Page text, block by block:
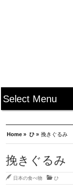
Home » ひ » 挽きぐるみ
挽きぐるみ
日本の食べ物 ひ